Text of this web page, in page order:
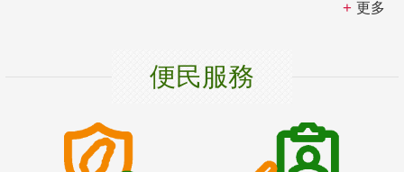
更多
便民服務